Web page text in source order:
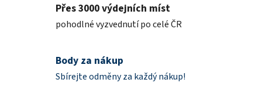
Přes 3000 výdejních míst
pohodlné vyzvednutí po celé ČR
Body za nákup
Sbírejte odměny za každý nákup!